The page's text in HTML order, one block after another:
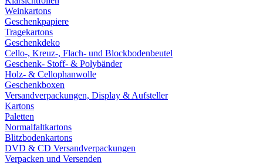
Weinkartons
Geschenkpapiere
Tragekartons
Geschenkdeko
Cello-, Kreuz-, Flach- und Blockbodenbeutel
Geschenk- Stoff- & Polybänder
Holz- & Cellophanwolle
Geschenkboxen
Versandverpackungen, Display & Aufsteller
Kartons
Paletten
Normalfaltkartons
Blitzbodenkartons
DVD & CD Versandverpackungen
Verpacken und Versenden